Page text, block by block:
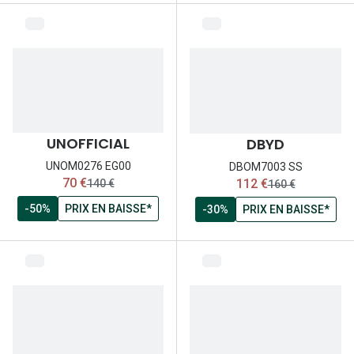
UNOFFICIAL
UNOM0276 EG00
maintenant:
70 €ancien prix:
140 €
-50%
PRIX EN BAISSE*
DBYD
DBOM7003 SS
maintenant:
112 €ancien prix:
160 €
-30%
PRIX EN BAISSE*